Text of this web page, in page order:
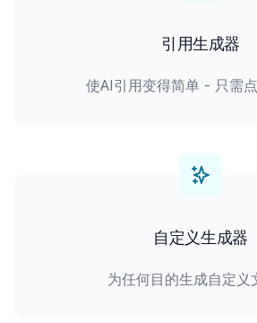
引用生成器
使AI引用变得简单 - 只需点
自定义生成器
为任何目的生成自定义